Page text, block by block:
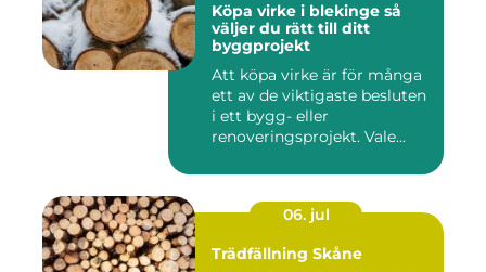
Köpa virke i blekinge så
väljer du rätt till ditt
byggprojekt
Att köpa virke är för många
ett av de viktigaste besluten
i ett bygg- eller
renoveringsprojekt. Vale...
06. jul
Trädfällning Skåne